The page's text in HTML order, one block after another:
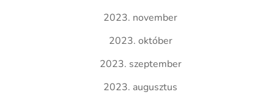
2023. november
2023. október
2023. szeptember
2023. augusztus